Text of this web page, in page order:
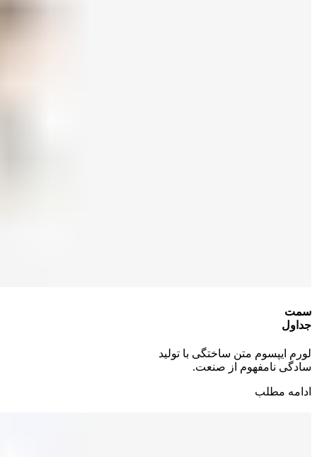
سمت
جداول
لورم ایپسوم متن ساختگی با تولید
سادگی نامفهوم از صنعت.
ادامه مطلب